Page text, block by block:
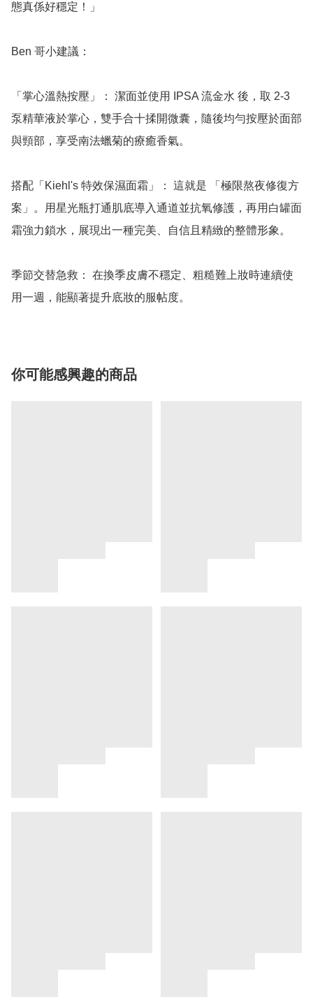
態真係好穩定！」
Ben 哥小建議：
「掌心溫熱按壓」： 潔面並使用 IPSA 流金水 後，取 2-3
泵精華液於掌心，雙手合十揉開微囊，隨後均勻按壓於面部
與頸部，享受南法蠟菊的療癒香氣。
搭配「Kiehl's 特效保濕面霜」： 這就是 「極限熬夜修復方
案」。用星光瓶打通肌底導入通道並抗氧修護，再用白罐面
霜強力鎖水，展現出一種完美、自信且精緻的整體形象。
季節交替急救： 在換季皮膚不穩定、粗糙難上妝時連續使
用一週，能顯著提升底妝的服帖度。
你可能感興趣的商品